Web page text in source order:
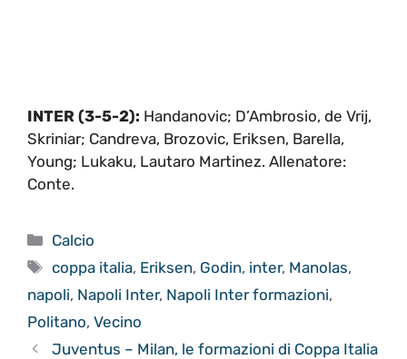
INTER (3-5-2): Handanovic; D’Ambrosio, de Vrij,
Skriniar; Candreva, Brozovic, Eriksen, Barella,
Young; Lukaku, Lautaro Martinez. Allenatore:
Conte.
Categorie
Calcio
Tag
coppa italia, Eriksen, Godin, inter, Manolas,
napoli, Napoli Inter, Napoli Inter formazioni,
Politano, Vecino
Juventus – Milan, le formazioni di Coppa Italia